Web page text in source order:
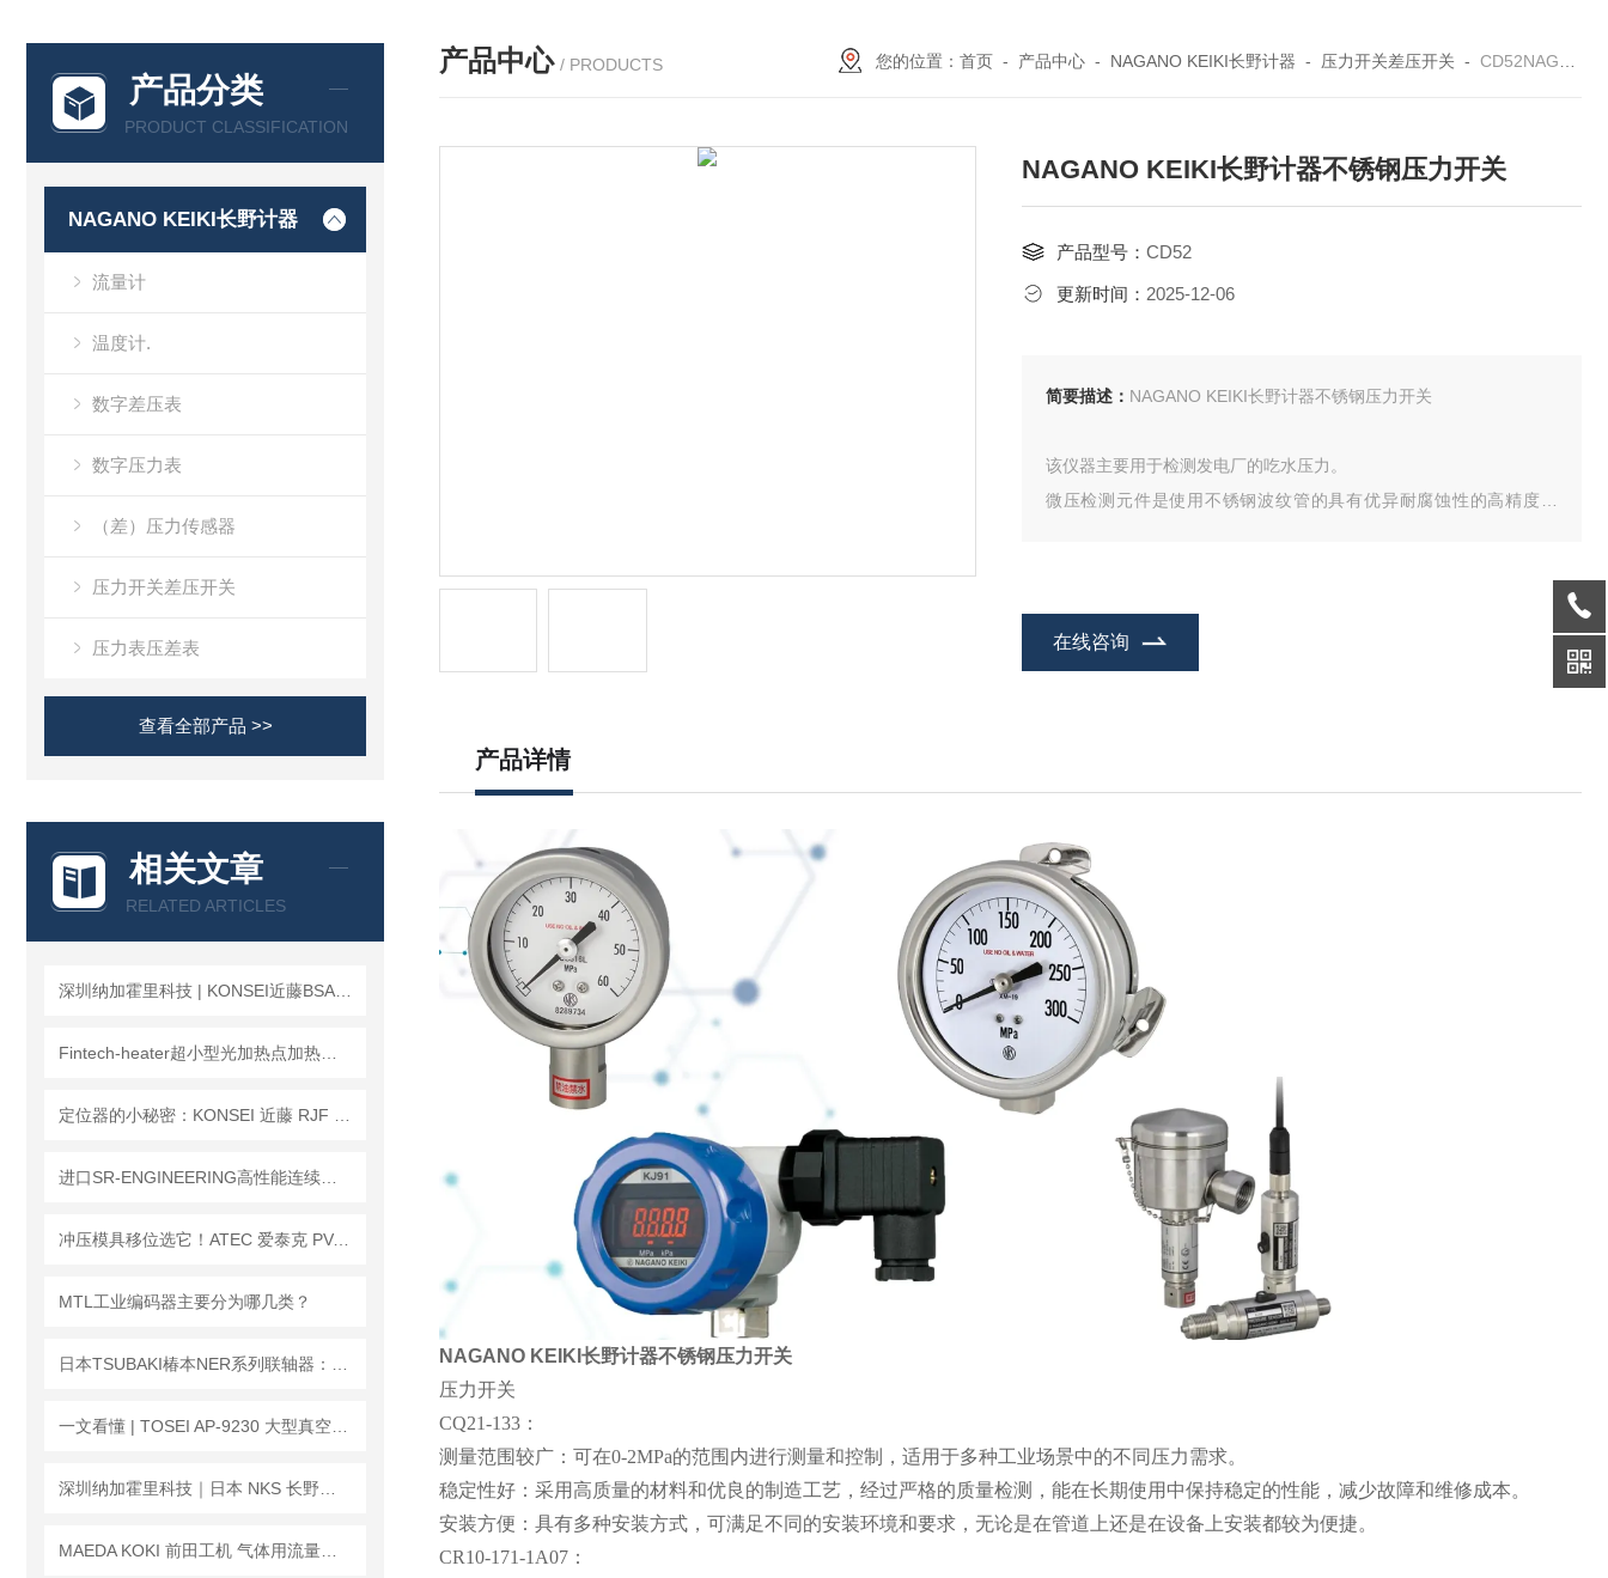
产品分类
PRODUCT CLASSIFICATION
NAGANO KEIKI长野计器
流量计
温度计.
数字差压表
数字压力表
（差）压力传感器
压力开关差压开关
压力表压差表
查看全部产品 >>
相关文章
RELATED ARTICLES
冲压模具移位选它！ATEC 爱泰克 PV-CAM 系列凸轮销孔万向球
MTL工业编码器主要分为哪几类？
产品中心 / PRODUCTS 您的位置： 首页- 产品中心- NAGANO KEIKI长野计器 - 压力开关差压开关 - CD52NAGANO KEIKI长野计器不锈钢压力开关
NAGANO KEIKI长野计器不锈钢压力开关
产品型号： CD52
更新时间： 2025-12-06
简要描述： NAGANO KEIKI长野计器不锈钢压力开关
该仪器主要用于检测发电厂的吃水压力。
微压检测元件是使用不锈钢波纹管的具有优异耐腐蚀性的高精度产
在线咨询
产品详情
NAGANO KEIKI长野计器不锈钢压力开关
压力开关
CQ21-133：
测量范围较广：可在0-2MPa的范围内进行测量和控制，适用于多种工业场景中的不同压力需求。
稳定性好：采用高质量的材料和优良的制造工艺，经过严格的质量检测，能在长期使用中保持稳定的性能，减少故障和维修成本。
安装方便：具有多种安装方式，可满足不同的安装环境和要求，无论是在管道上还是在设备上安装都较为便捷。
CR10-171-1A07：